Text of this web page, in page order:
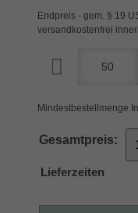
Endpreis - gem. § 19
versandkostenfrei
Mindestbestellmenge
Gesamtpreis:
Lieferzeiten